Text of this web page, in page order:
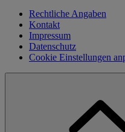
Rechtliche Angaben
Kontakt
Impressum
Datenschutz
Cookie Einstellungen